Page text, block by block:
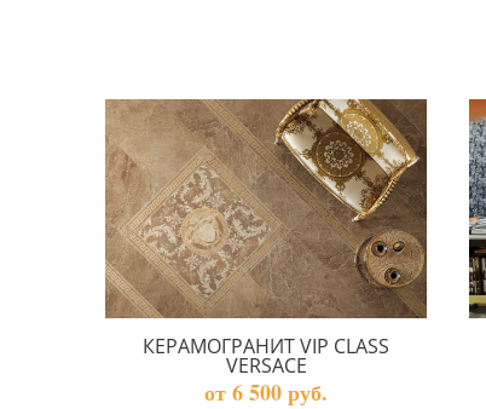
КЕРАМОГРАНИТ VIP CLASS
VERSACE
от 6 500 руб.